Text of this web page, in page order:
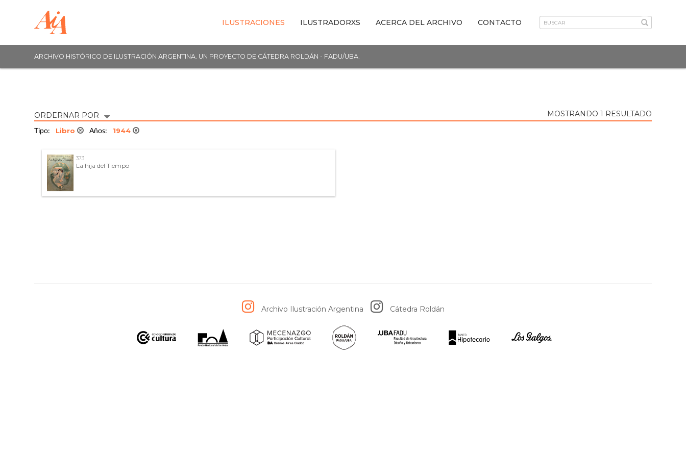
ILUSTRACIONES ILUSTRADORXS ACERCA DEL ARCHIVO CONTACTO
ARCHIVO HISTÓRICO DE ILUSTRACIÓN ARGENTINA. UN PROYECTO DE CÁTEDRA ROLDÁN - FADU/UBA.
ORDERNAR POR MOSTRANDO 1 RESULTADO
Tipo: Libro Años: 1944
373
La hija del Tiempo
Archivo Ilustración Argentina Cátedra Roldán